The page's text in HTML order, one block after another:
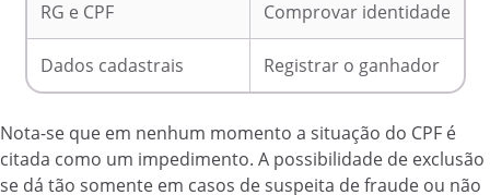
RG e CPF Comprovar identidade
Dados cadastrais Registrar o ganhador
Nota-se que em nenhum momento a situação do CPF é
citada como um impedimento. A possibilidade de exclusão
se dá tão somente em casos de suspeita de fraude ou não